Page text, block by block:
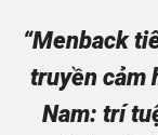
“Menback
truyền cảm
Nam: trí